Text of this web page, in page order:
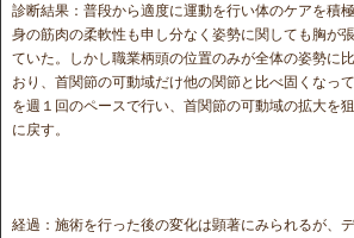
診断結果：普段から適度に運動を行い体のケアを積
身の筋肉の柔軟性も申し分なく姿勢に関しても胸が
ていた。しかし職業柄頭の位置のみが全体の姿勢に
おり、首関節の可動域だけ他の関節と比べ固くなっ
を週１回のペースで行い、首関節の可動域の拡大を
に戻す。
経過：施術を行った後の変化は顕著にみられるが、